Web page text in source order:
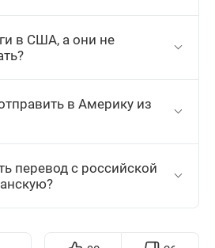
в США, а они не
в Америку из
перевод с российской